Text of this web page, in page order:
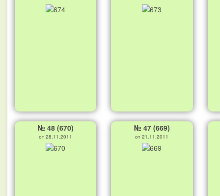
№ 48 (670)
от 28.11.2011
№ 47 (669)
от 21.11.2011